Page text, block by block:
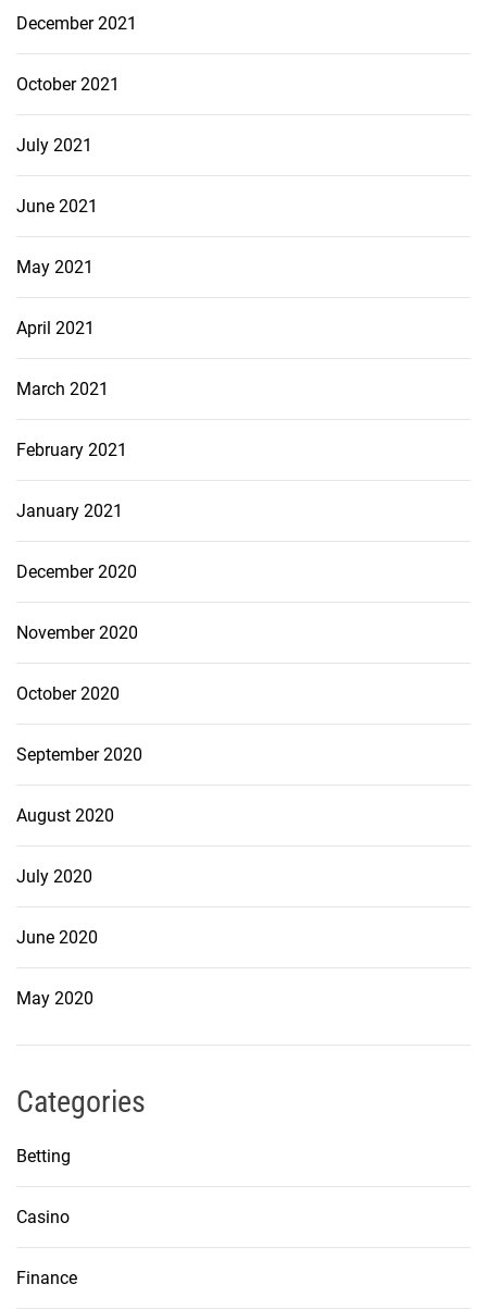
December 2021
October 2021
July 2021
June 2021
May 2021
April 2021
March 2021
February 2021
January 2021
December 2020
November 2020
October 2020
September 2020
August 2020
July 2020
June 2020
May 2020
Categories
Betting
Casino
Finance